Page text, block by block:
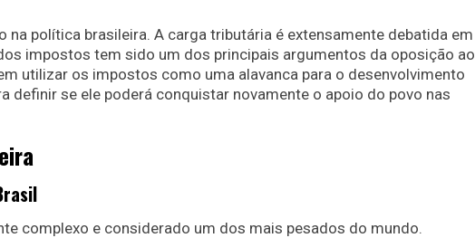
na política brasileira. A carga tributária é extensamente debatida em
impostos tem sido um dos principais argumentos da oposição ao
utilizar os impostos como uma alavanca para o desenvolvimento
definir se ele poderá conquistar novamente o apoio do povo nas
complexo e considerado um dos mais pesados do mundo.